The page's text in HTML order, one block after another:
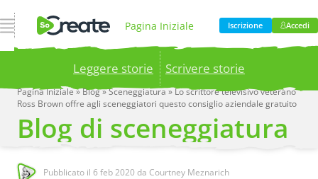
Apri Navigazione Pagina Iniziale
Prodotto Prezzi
Blog Azienda
Iscrizione Accedi
Leggere storie Scrivere storie
Publish your stories to a global audience.Try it
now!
Pagina Iniziale»Blog»Sceneggiatura»Lo scrittore televisivo veterano
Ross Brown offre agli sceneggiatori questo consiglio aziendale gratuito
Blog di sceneggiatura
Pubblicato il6 feb 2020 da Courtney Meznarich